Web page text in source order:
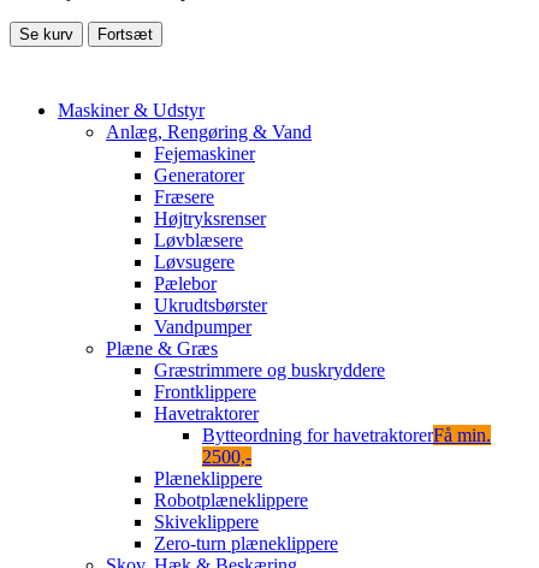
Se kurv Fortsæt
Maskiner & Udstyr
Anlæg, Rengøring & Vand
Fejemaskiner
Generatorer
Fræsere
Højtryksrenser
Løvblæsere
Løvsugere
Pælebor
Ukrudtsbørster
Vandpumper
Plæne & Græs
Græstrimmere og buskryddere
Frontklippere
Havetraktorer
Bytteordning for havetraktorerFå min.
2500,-
Plæneklippere
Robotplæneklippere
Skiveklippere
Zero-turn plæneklippere